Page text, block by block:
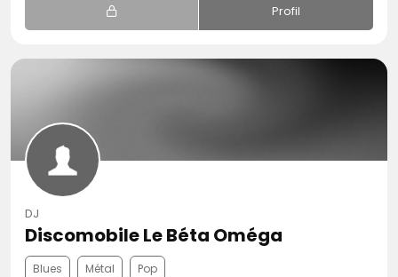
Profil
DJ
Discomobile Le Béta Oméga
Blues Métal Pop